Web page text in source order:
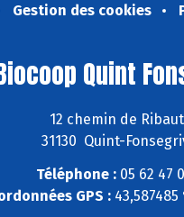
Gestion des cookies
Quint
12 chemin de
31130 Quint-
Téléphone :05 62 47
GPS :43,587485